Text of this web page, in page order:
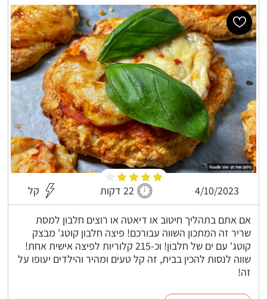
4/10/2023 22 דקות קל
אם אתם בתהליך חיטוב או דיאטה או רוצים חלבון למסת
שריר זה המתכון השווה עבורכם! פיצה חלבון קוטג' מבצק
קוטג' עם ים של חלבון! וכ-215 קלוריות לפיצה אישית אחת!
שווה לנסות להכין בבית, זה קל טעים ומהיר והילדים יעופו על
זה!